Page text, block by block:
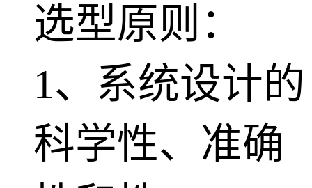
选型原则：
1、系统设计的
科学性、准确